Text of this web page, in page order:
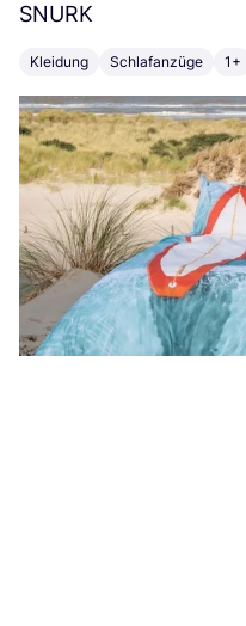
SNURK
Kleidung Schlafanzüge 1+